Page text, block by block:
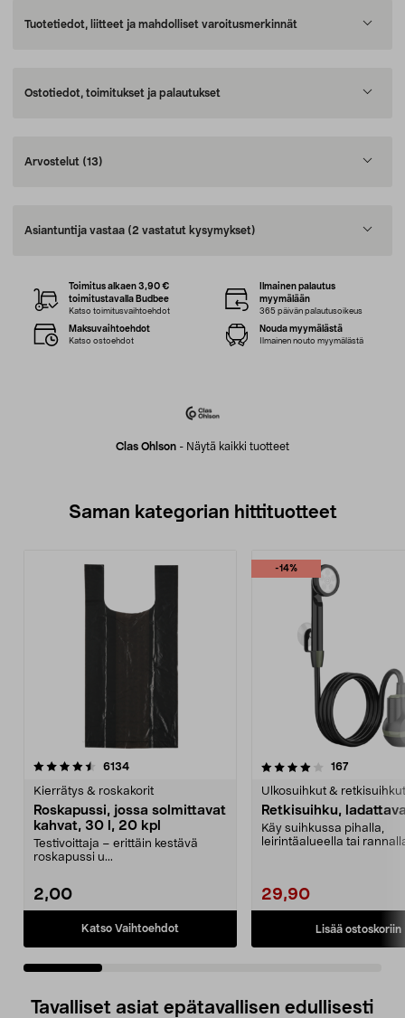
Tuotetiedot, liitteet ja mahdolliset varoitusmerkinnät
Ostotiedot, toimitukset ja palautukset
Arvostelut (13)
Asiantuntija vastaa (2 vastatut kysymykset)
Clas Ohlson - Näytä kaikki tuotteet
Toimitus alkaen 3,90 €
toimitustavalla Budbee
Katso toimitusvaihtoehdot
Ilmainen palautus
myymälään
365 päivän palautusoikeus
Maksuvaihtoehdot
Katso ostoehdot
Nouda myymälästä
Ilmainen nouto myymälästä
Saman kategorian hittituotteet
6134arvostelut
Kierrätys & roskakorit
Roskapussi, jossa solmittavat
kahvat, 30 l, 20 kpl
Testivoittaja – erittäin kestävä
roskapussi u...
2,00
Katso Vaihtoehdot
-14%
4.0 viidestä
167arvostelut
Ulkosuihkut & retkisuihkut
Retkisuihku,
Käy suihkussa pihalla,
leirintäalueella tai
29,90
Lisää ostoskoriin
4.5 viidestä
Tavalliset asiat epätavallisen edullisesti